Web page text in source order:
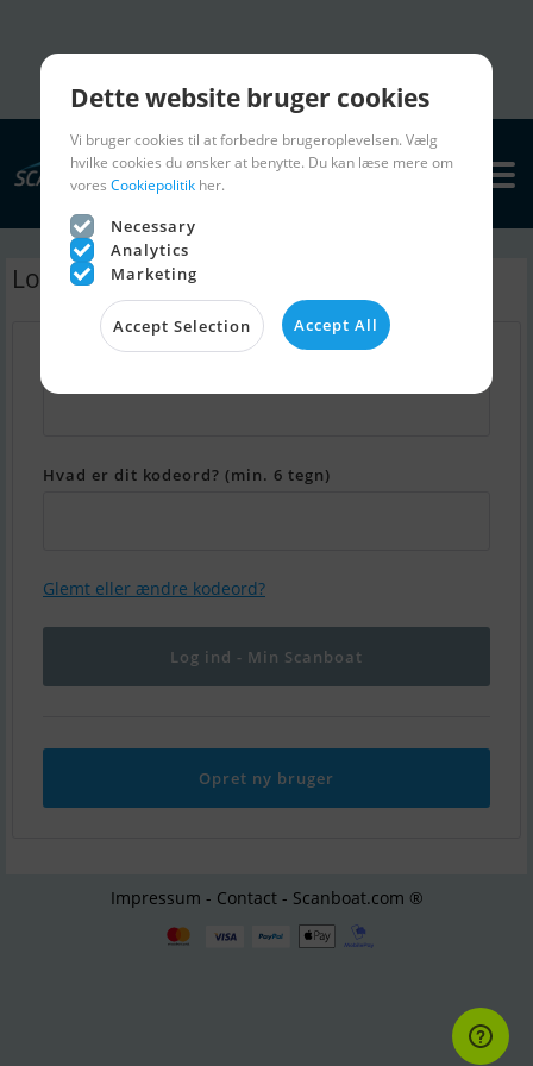
Log ind - Min Scanboat
Hvad er dit kodeord? (min. 6 tegn)
Glemt eller ændre kodeord?
Opret ny bruger
Impressum - Contact - Scanboat.com ®
Dette website bruger cookies
Vi bruger cookies til at forbedre brugeroplevelsen. Vælg
hvilke cookies du ønsker at benytte. Du kan læse mere om
vores Cookiepolitik her.
Necessary
Analytics
Marketing
Accept Selection Accept All